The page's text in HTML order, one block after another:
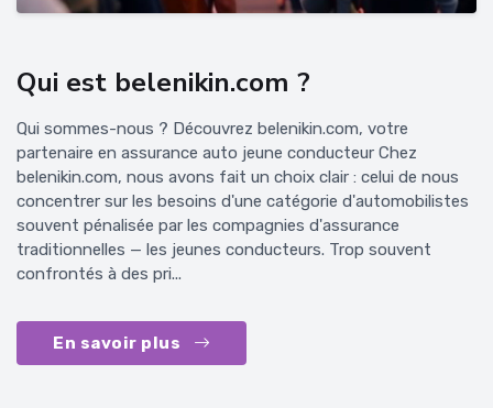
Qui est belenikin.com ?
Qui sommes-nous ? Découvrez belenikin.com, votre
partenaire en assurance auto jeune conducteur Chez
belenikin.com, nous avons fait un choix clair : celui de nous
concentrer sur les besoins d'une catégorie d'automobilistes
souvent pénalisée par les compagnies d'assurance
traditionnelles — les jeunes conducteurs. Trop souvent
confrontés à des pri...
En savoir plus